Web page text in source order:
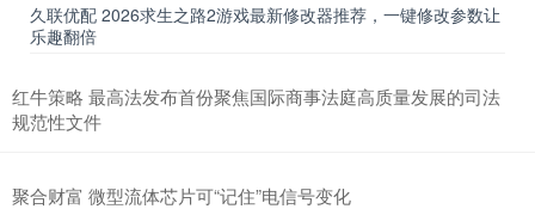
久联优配 2026求生之路2游戏最新修改器推荐，一键修改参数让
乐趣翻倍
红牛策略 最高法发布首份聚焦国际商事法庭高质量发展的司法
规范性文件
聚合财富 微型流体芯片可“记住”电信号变化